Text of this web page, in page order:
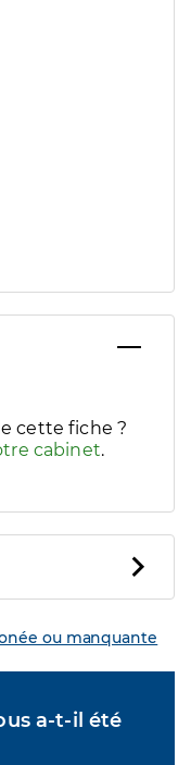
besoins
cette fiche ?
cabinet.
ou manquante
a-t-il été